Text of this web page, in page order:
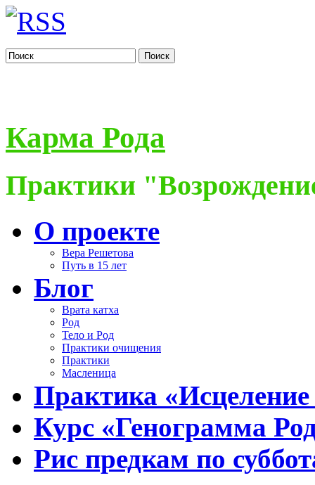
Поиск
Карма Рода
Практики
О проекте
Вера Решетова
Путь в 15 лет
Блог
Врата катха
Род
Тело и Род
Практики очищения
Практики
Масленица
Практика
Курс «Генограмма
Рис предкам по